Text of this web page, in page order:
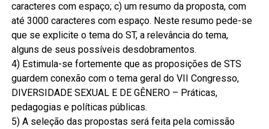
caracteres com espaço; c) um resumo da proposta, com
até 3000 caracteres com espaço. Neste resumo pede-se
que se explicite o tema do ST, a relevância do tema,
alguns de seus possíveis desdobramentos.
4) Estimula-se fortemente que as proposições de STS
guardem conexão com o tema geral do VII Congresso,
DIVERSIDADE SEXUAL E DE GÊNERO – Práticas,
pedagogias e políticas públicas.
5) A seleção das propostas será feita pela comissão